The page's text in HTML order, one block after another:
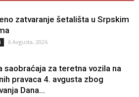
zatvaranje šetališta u Srpskim
6 Avgusta, 2026
saobraćaja za teretna vozila na
pravaca 4. avgusta zbog
Dana...